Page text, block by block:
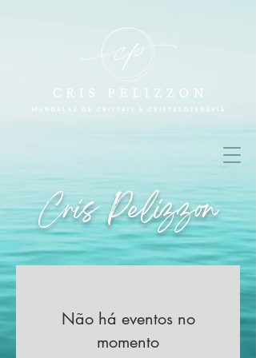
Cris Pelizzon
Não há eventos no
momento